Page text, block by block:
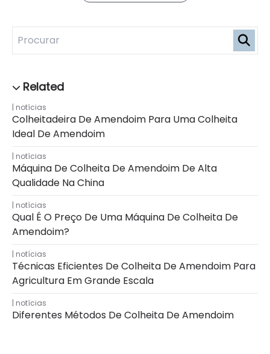
notícias
Colheitadeira De Amendoim Para Uma Colheita
Ideal De Amendoim
notícias
Máquina De Colheita De Amendoim De Alta
Qualidade Na China
notícias
Qual É O Preço De Uma Máquina De Colheita De
Amendoim?
notícias
Técnicas Eficientes De Colheita De Amendoim Para
Agricultura Em Grande Escala
notícias
Diferentes Métodos De Colheita De Amendoim